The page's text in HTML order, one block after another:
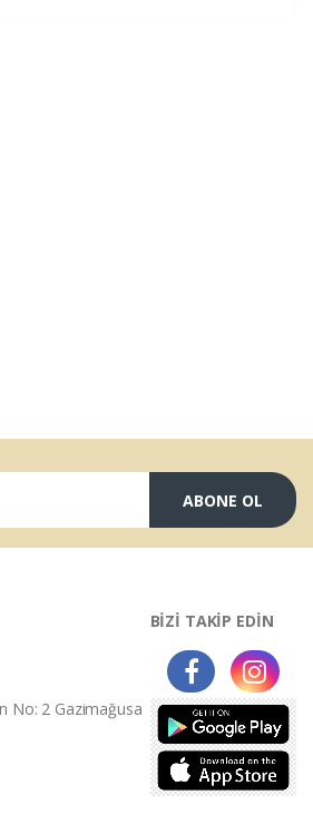
ABONE OL
No: 2 Gazimağusa
BİZİ TAKİP EDİN